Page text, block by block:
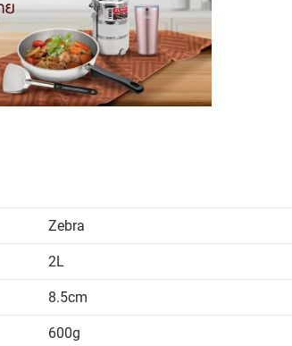
Zebra
2L
8.5cm
600g